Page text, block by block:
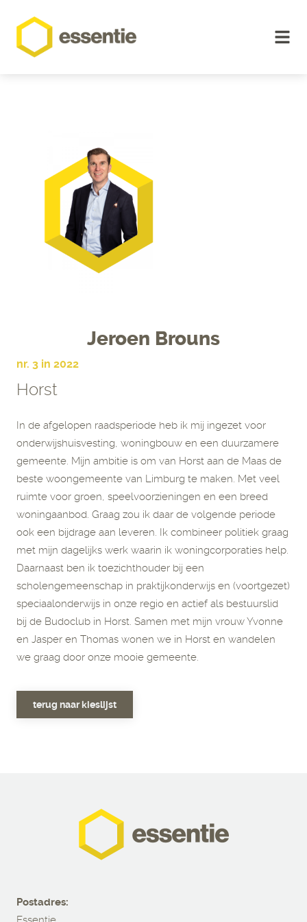
Jeroen Brouns
nr. 3 in 2022
Horst
In de afgelopen raadsperiode heb ik mij ingezet voor
onderwijshuisvesting, woningbouw en een duurzamere
gemeente. Mijn ambitie is om van Horst aan de Maas de
beste woongemeente van Limburg te maken. Met veel
ruimte voor groen, speelvoorzieningen en een breed
woningaanbod. Graag zou ik daar de volgende periode
ook een bijdrage aan leveren. Ik combineer politiek graag
met mijn dagelijks werk waarin ik woningcorporaties help.
Daarnaast ben ik toezichthouder bij een
scholengemeenschap in praktijkonderwijs en (voortgezet)
speciaalonderwijs in onze regio en actief als bestuurslid
bij de Budoclub in Horst. Samen met mijn vrouw Yvonne
en Jasper en Thomas wonen we in Horst en wandelen
we graag door onze mooie gemeente.
terug naar kieslijst
Postadres: